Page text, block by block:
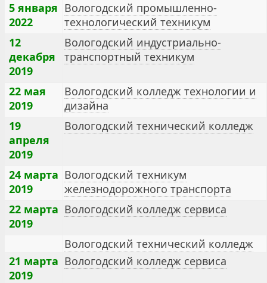
5 января
2022
Вологодский промышленно-
технологический техникум
12
декабря
2019
Вологодский индустриально-
транспортный техникум
22 мая
2019
Вологодский колледж технологии и
дизайна
19
апреля
2019
Вологодский технический колледж
24 марта
2019
Вологодский техникум
железнодорожного транспорта
22 марта
2019
Вологодский колледж сервиса
Вологодский технический колледж
21 марта
2019
Вологодский колледж сервиса